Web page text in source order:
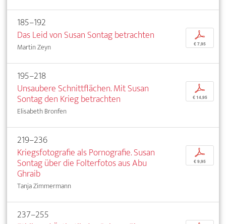
185–192
Das Leid von Susan Sontag betrachten
Martin Zeyn
p
€ 7,95
195–218
Unsaubere Schnittflächen. Mit Susan
Sontag den Krieg betrachten
Elisabeth Bronfen
p
€ 14,95
219–236
Kriegsfotografie als Pornografie. Susan
Sontag über die Folterfotos aus Abu
Ghraib
Tanja Zimmermann
p
€ 9,95
237–255